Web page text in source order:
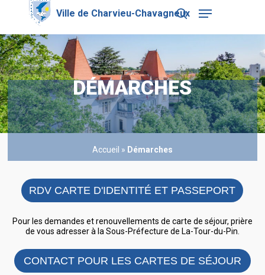
content
search
Menu
DÉMARCHES
Accueil » Démarches
RDV CARTE D'IDENTITÉ ET PASSEPORT
Pour les demandes et renouvellements de carte de séjour, prière
de vous adresser à la Sous-Préfecture de La-Tour-du-Pin.
CONTACT POUR LES CARTES DE SÉJOUR
Close